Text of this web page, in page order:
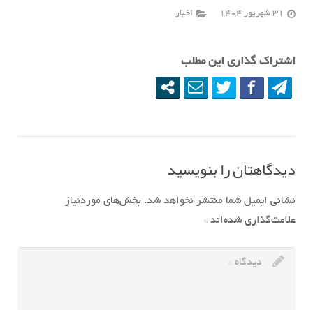
31 شهریور 1404 اخبار
اشتراک گذاری این مطلب
دیدگاهتان را بنویسید
نشانی ایمیل شما منتشر نخواهد شد. بخش‌های موردنیاز
علامت‌گذاری شده‌اند *